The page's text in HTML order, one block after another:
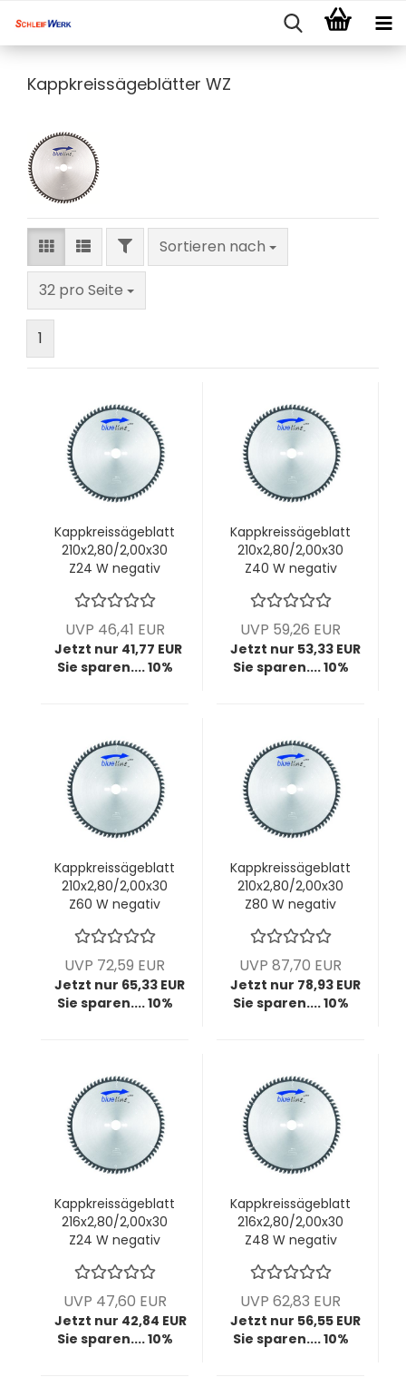
Kappkreissägeblätter WZ
FILTERSortieren nach
Sortieren nach
32 pro Seite
pro Seite
1
Kappkreissägeblatt
210x2,80/2,00x30
Z24 W negativ
UVP 46,41 EUR
Jetzt nur 41,77 EUR
Sie sparen.... 10%
Kappkreissägeblatt
210x2,80/2,00x30
Z40 W negativ
UVP 59,26 EUR
Jetzt nur 53,33 EUR
Sie sparen.... 10%
Kappkreissägeblatt
210x2,80/2,00x30
Z60 W negativ
UVP 72,59 EUR
Jetzt nur 65,33 EUR
Sie sparen.... 10%
Kappkreissägeblatt
210x2,80/2,00x30
Z80 W negativ
UVP 87,70 EUR
Jetzt nur 78,93 EUR
Sie sparen.... 10%
Kappkreissägeblatt
216x2,80/2,00x30
Z24 W negativ
UVP 47,60 EUR
Jetzt nur 42,84 EUR
Sie sparen.... 10%
Kappkreissägeblatt
216x2,80/2,00x30
Z48 W negativ
Maschine)
UVP 62,83 EUR
Jetzt nur 56,55 EUR
Sie sparen.... 10%